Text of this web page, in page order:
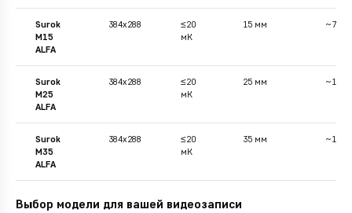
Surok
M15
ALFA
384x288
≤20
мК
15 мм ~750
Surok
M25
ALFA
384x288
≤20
мК
25 мм ~1300
Surok
M35
ALFA
384x288
≤20
мК
35 мм ~1800
Выбор модели для вашей видеозаписи